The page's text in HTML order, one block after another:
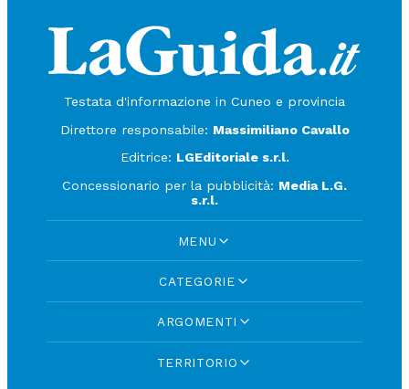
Testata d'informazione in Cuneo e provincia
Direttore responsabile: Massimiliano Cavallo
Editrice: LGEditoriale s.r.l.
Concessionario per la pubblicità: Media L.G.
s.r.l.
MENU
CATEGORIE
ARGOMENTI
TERRITORIO